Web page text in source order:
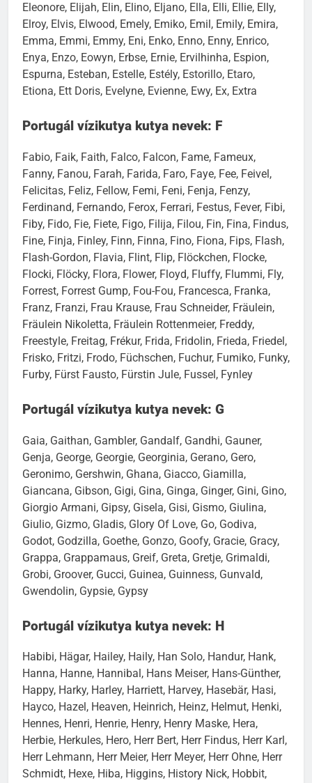
Eleonore, Elijah, Elin, Elino, Eljano, Ella, Elli, Ellie, Elly,
Elroy, Elvis, Elwood, Emely, Emiko, Emil, Emily, Emira,
Emma, Emmi, Emmy, Eni, Enko, Enno, Enny, Enrico,
Enya, Enzo, Eowyn, Erbse, Ernie, Ervilhinha, Espion,
Espurna, Esteban, Estelle, Estély, Estorillo, Etaro,
Etiona, Ett Doris, Evelyne, Evienne, Ewy, Ex, Extra
Portugál vízikutya kutya nevek: F
Fabio, Faik, Faith, Falco, Falcon, Fame, Fameux,
Fanny, Fanou, Farah, Farida, Faro, Faye, Fee, Feivel,
Felicitas, Feliz, Fellow, Femi, Feni, Fenja, Fenzy,
Ferdinand, Fernando, Ferox, Ferrari, Festus, Fever, Fibi,
Fiby, Fido, Fie, Fiete, Figo, Filija, Filou, Fin, Fina, Findus,
Fine, Finja, Finley, Finn, Finna, Fino, Fiona, Fips, Flash,
Flash-Gordon, Flavia, Flint, Flip, Flöckchen, Flocke,
Flocki, Flöcky, Flora, Flower, Floyd, Fluffy, Flummi, Fly,
Forrest, Forrest Gump, Fou-Fou, Francesca, Franka,
Franz, Franzi, Frau Krause, Frau Schneider, Fräulein,
Fräulein Nikoletta, Fräulein Rottenmeier, Freddy,
Freestyle, Freitag, Frékur, Frida, Fridolin, Frieda, Friedel,
Frisko, Fritzi, Frodo, Füchschen, Fuchur, Fumiko, Funky,
Furby, Fürst Fausto, Fürstin Jule, Fussel, Fynley
Portugál vízikutya kutya nevek: G
Gaia, Gaithan, Gambler, Gandalf, Gandhi, Gauner,
Genja, George, Georgie, Georginia, Gerano, Gero,
Geronimo, Gershwin, Ghana, Giacco, Giamilla,
Giancana, Gibson, Gigi, Gina, Ginga, Ginger, Gini, Gino,
Giorgio Armani, Gipsy, Gisela, Gisi, Gismo, Giulina,
Giulio, Gizmo, Gladis, Glory Of Love, Go, Godiva,
Godot, Godzilla, Goethe, Gonzo, Goofy, Gracie, Gracy,
Grappa, Grappamaus, Greif, Greta, Gretje, Grimaldi,
Grobi, Groover, Gucci, Guinea, Guinness, Gunvald,
Gwendolin, Gypsie, Gypsy
Portugál vízikutya kutya nevek: H
Habibi, Hägar, Hailey, Haily, Han Solo, Handur, Hank,
Hanna, Hanne, Hannibal, Hans Meiser, Hans-Günther,
Happy, Harky, Harley, Harriett, Harvey, Hasebär, Hasi,
Hayco, Hazel, Heaven, Heinrich, Heinz, Helmut, Henki,
Hennes, Henri, Henrie, Henry, Henry Maske, Hera,
Herbie, Herkules, Hero, Herr Bert, Herr Findus, Herr Karl,
Herr Lehmann, Herr Meier, Herr Meyer, Herr Ohne, Herr
Schmidt, Hexe, Hiba, Higgins, History Nick, Hobbit,